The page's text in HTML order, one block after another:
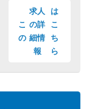
こ
の
求人
の詳
細情
報
は
こ
ち
ら